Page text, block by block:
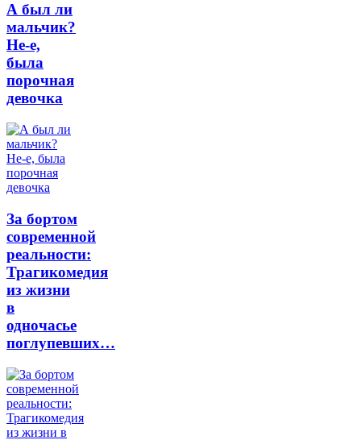
А был ли
мальчик?
Не-е,
была
порочная
девочка
За бортом
современной
реальности:
Трагикомедия
из жизни
в
одночасье
поглупевших…